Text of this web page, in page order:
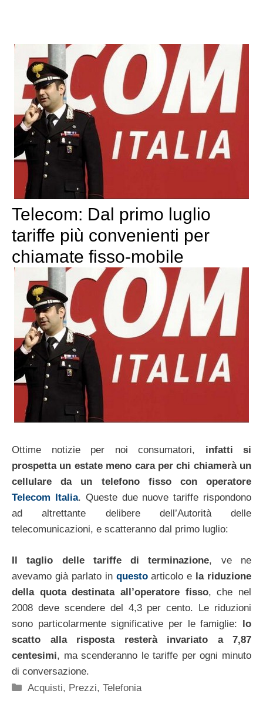
Telecom: Dal primo luglio
tariffe più convenienti per
chiamate fisso-mobile
Ottime notizie per noi consumatori, infatti si
prospetta un estate meno cara per chi chiamerà un
cellulare da un telefono fisso con operatore
Telecom Italia. Queste due nuove tariffe rispondono
ad altrettante delibere dell’Autorità delle
telecomunicazioni, e scatteranno dal primo luglio:
Il taglio delle tariffe di terminazione, ve ne
avevamo già parlato in questoarticolo e la riduzione
della quota destinata all’operatore fisso, che nel
2008 deve scendere del 4,3 per cento. Le riduzioni
sono particolarmente significative per le famiglie: lo
scatto alla risposta resterà invariato a 7,87
centesimi, ma scenderanno le tariffe per ogni minuto
di conversazione.
Categorie
Acquisti, Prezzi,Telefonia